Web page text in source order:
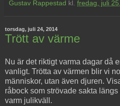
Gustav Rappestad kl. fredag, juli
torsdag, juli 24, 2014
Trött av värme
Nu är det riktigt varma dagar då
vanligt. Trötta av värmen blir vi
människor, utan även djuren.
råbock som strövade sakta
varm julikväll.